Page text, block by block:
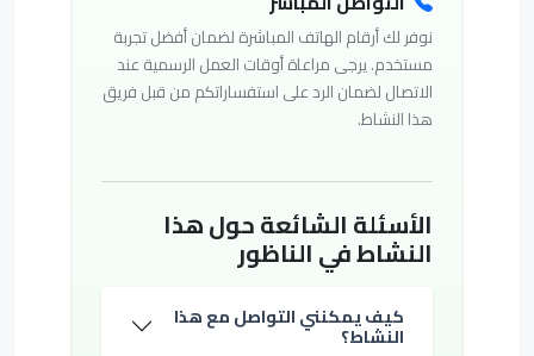
نوفر لك أرقام الهاتف المباشرة لضمان أفضل تجربة
مستخدم. يرجى مراعاة أوقات العمل الرسمية عند
الاتصال لضمان الرد على استفساراتكم من قبل فريق
هذا النشاط.
الأسئلة الشائعة حول هذا
النشاط في الناظور
كيف يمكنني التواصل مع هذا
النشاط؟